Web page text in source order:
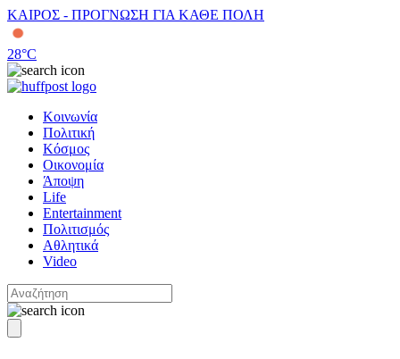
ΚΑΙΡΟΣ - ΠΡΟΓΝΩΣΗ ΓΙΑ ΚΑΘΕ ΠΟΛΗ
28°C
Κοινωνία
Πολιτική
Κόσμος
Οικονομία
Άποψη
Life
Entertainment
Πολιτισμός
Αθλητικά
Video